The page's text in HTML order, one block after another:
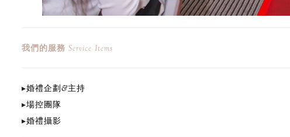
我們的服務 Service Items
▸婚禮企劃&主持
▸場控團隊
▸婚禮攝影